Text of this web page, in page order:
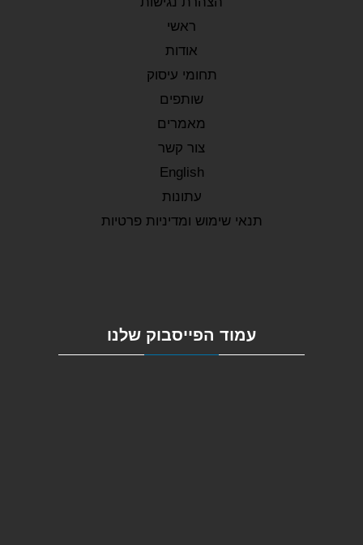
ראשי
אודות
תחומי עיסוק
שותפים
מאמרים
צור קשר
English
עתונות
תנאי שימוש ומדיניות פרטיות
עמוד הפייסבוק שלנו